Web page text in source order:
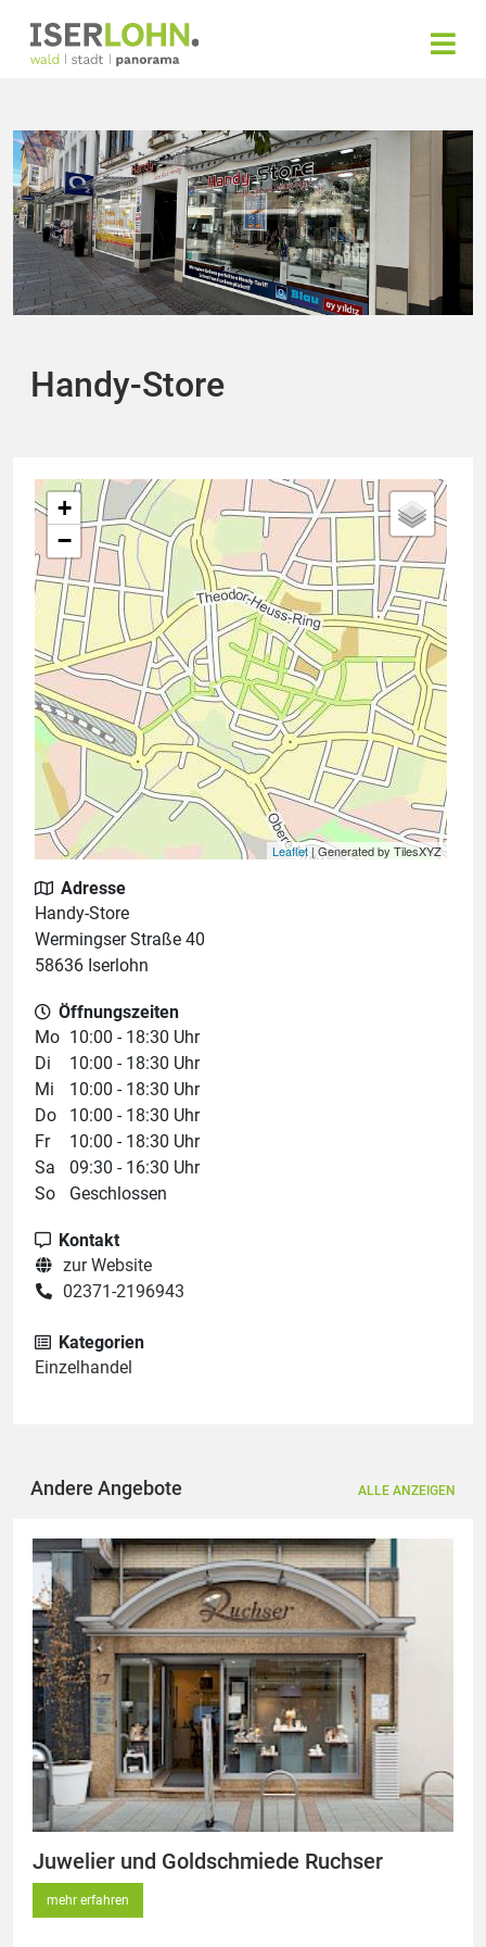
Handy-Store
+
−
Leaflet| Generated by TilesXYZ
Adresse
Handy-Store
Wermingser Straße 40
58636 Iserlohn
Öffnungszeiten
Mo 10:00 - 18:30 Uhr
Di
10:00 - 18:30 Uhr
Mi
10:00 - 18:30 Uhr
Do
10:00 - 18:30 Uhr
Fr
10:00 - 18:30 Uhr
Sa
09:30 - 16:30 Uhr
So
Geschlossen
Kontakt
zur Website
02371-2196943
Kategorien
Einzelhandel
Andere Angebote ALLE ANZEIGEN
Juwelier und Goldschmiede Ruchser
mehr erfahren